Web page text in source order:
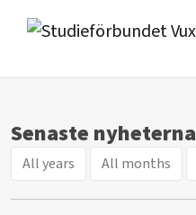
Senaste nyheterna
All years All months